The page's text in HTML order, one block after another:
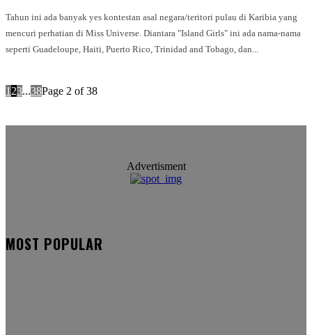
Tahun ini ada banyak yes kontestan asal negara/teritori pulau di Karibia yang
mencuri perhatian di Miss Universe. Diantara "Island Girls" ini ada nama-nama
seperti Guadeloupe, Haiti, Puerto Rico, Trinidad and Tobago, dan...
1 23...38Page 2 of 38
Advertisment
MOST POPULAR